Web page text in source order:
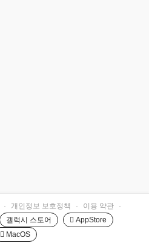
· 개인정보 보호정책 · 이용 약관
·
갤럭시 스토어
 AppStore
 MacOS